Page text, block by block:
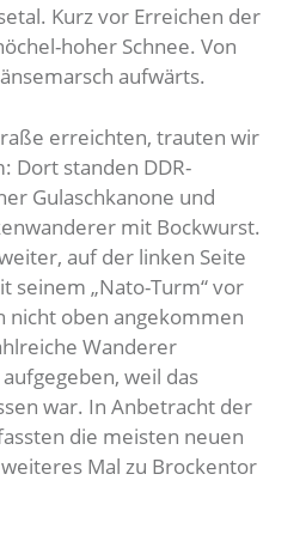
Kurz vor Erreichen der
hoher Schnee. Von
aufwärts.
erreichten, trauten wir
Dort standen DDR-
Gulaschkanone und
mit Bockwurst.
auf der linken Seite
seinem „Nato-Turm“ vor
nicht oben angekommen
Wanderer
weil das
war. In Anbetracht der
die meisten neuen
Mal zu Brockentor